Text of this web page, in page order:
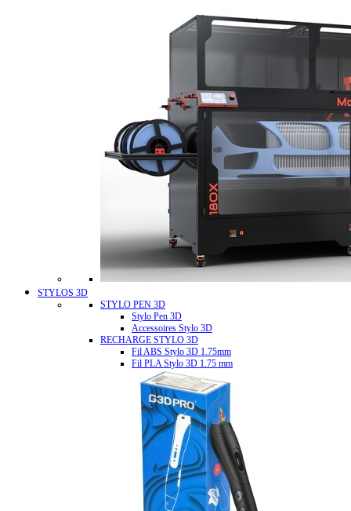
STYLOS 3D
STYLO PEN 3D
Stylo Pen 3D
Accessoires Stylo 3D
RECHARGE STYLO 3D
Fil ABS Stylo 3D 1.75mm
Fil PLA Stylo 3D 1.75 mm